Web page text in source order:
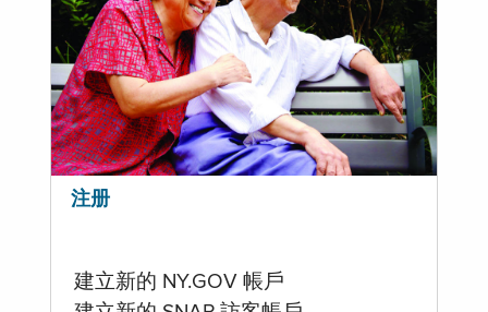
注册
建立新的 NY.GOV 帳戶